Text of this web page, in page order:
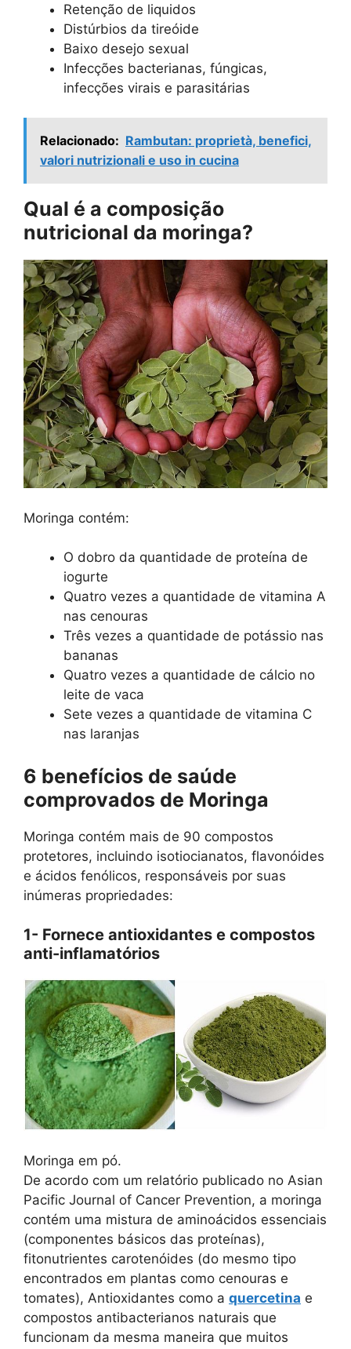
Retenção de liquidos
Distúrbios da tireóide
Baixo desejo sexual
Infecções bacterianas, fúngicas,
infecções virais e parasitárias
Relacionado: Rambutan: proprietà, benefici,
valori nutrizionali e uso in cucina
Qual é a composição
nutricional da moringa?
Moringa contém:
O dobro da quantidade de proteína de
iogurte
Quatro vezes a quantidade de vitamina A
nas cenouras
Três vezes a quantidade de potássio nas
bananas
Quatro vezes a quantidade de cálcio no
leite de vaca
Sete vezes a quantidade de vitamina C
nas laranjas
6 benefícios de saúde
comprovados de Moringa
Moringa contém mais de 90 compostos
protetores, incluindo isotiocianatos, flavonóides
e ácidos fenólicos, responsáveis ​​por suas
inúmeras propriedades:
1- Fornece antioxidantes e compostos
anti-inflamatórios
Moringa em pó.
De acordo com um relatório publicado no Asian
Pacific Journal of Cancer Prevention, a moringa
contém uma mistura de aminoácidos essenciais
(componentes básicos das proteínas),
fitonutrientes carotenóides (do mesmo tipo
encontrados em plantas como cenouras e
tomates), Antioxidantes como a quercetina e
compostos antibacterianos naturais que
funcionam da mesma maneira que muitos